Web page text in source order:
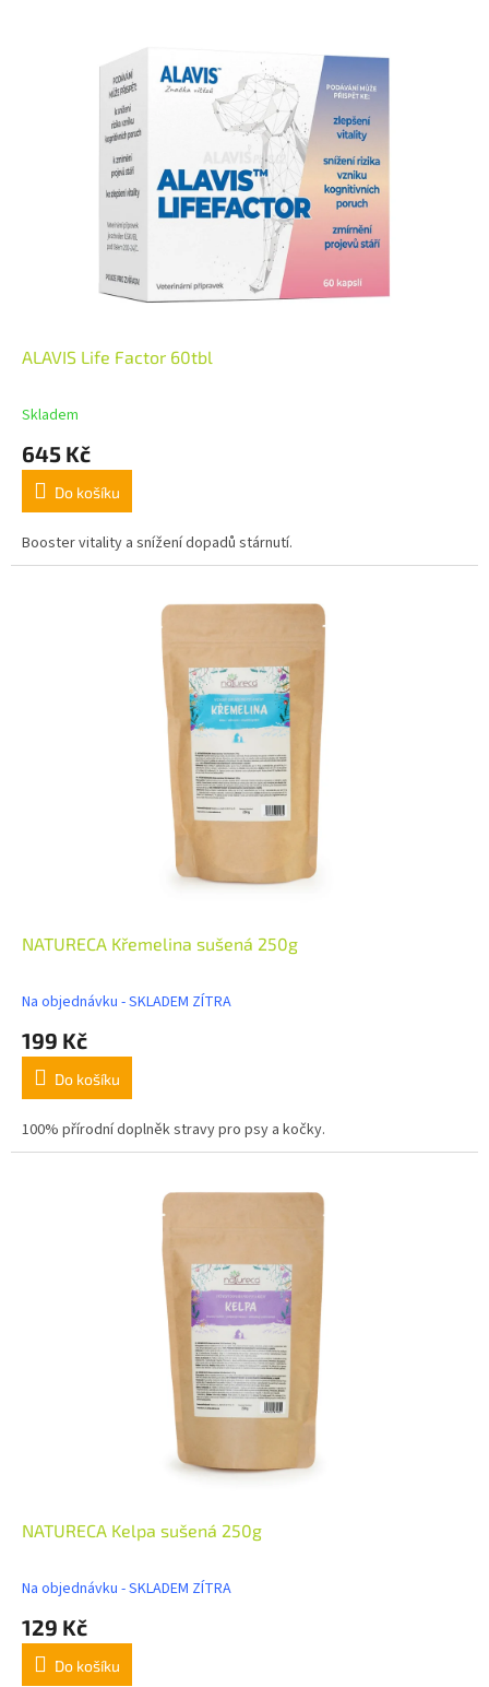
ALAVIS Life Factor 60tbl
Skladem
645 Kč
Do košíku
Booster vitality a snížení dopadů stárnutí.
NATURECA Křemelina sušená 250g
Na objednávku - SKLADEM ZÍTRA
199 Kč
Do košíku
100% přírodní doplněk stravy pro psy a kočky.
NATURECA Kelpa sušená 250g
Na objednávku - SKLADEM ZÍTRA
129 Kč
Do košíku